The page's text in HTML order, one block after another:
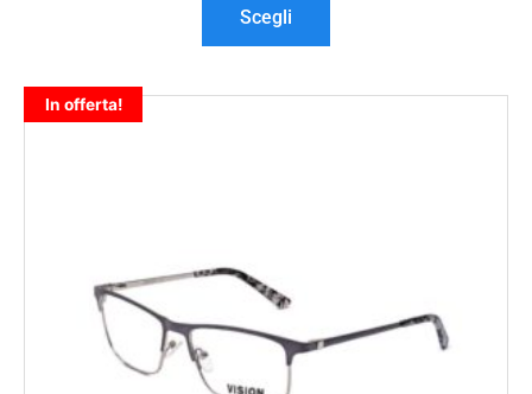
Scegli
In offerta!